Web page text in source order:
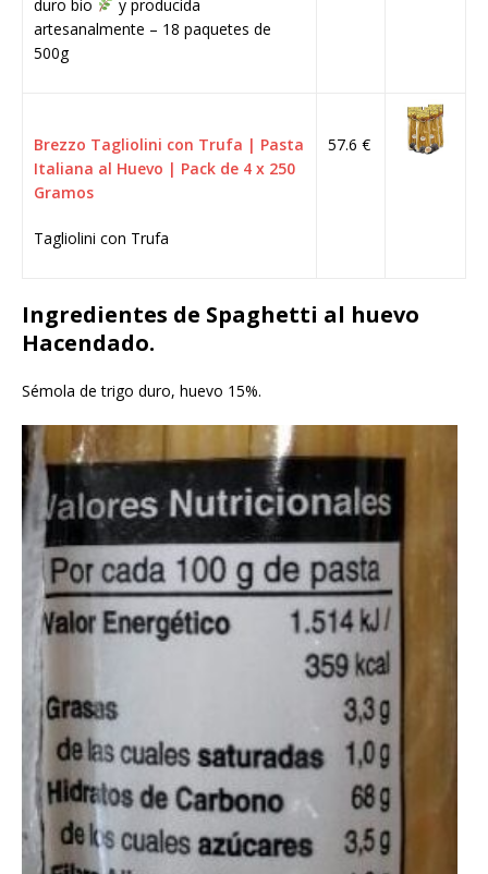
duro bio
y producida
artesanalmente – 18 paquetes de
500g
Brezzo Tagliolini con Trufa | Pasta
Italiana al Huevo | Pack de 4 x 250
Gramos
Tagliolini con Trufa
57.6 €
Ingredientes de Spaghetti al huevo
Hacendado.
Sémola de trigo duro, huevo 15%.